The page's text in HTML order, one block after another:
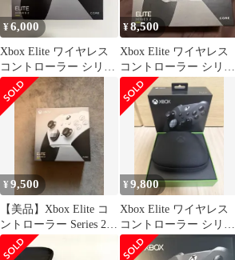
¥6,000
Xbox Elite ワイヤレス
コントローラー シリー
ズ 2 本体
¥8,500
Xbox Elite ワイヤレス
コントローラー シリー
ズ 2 Core
¥9,500
【美品】Xbox Elite コ
ントローラー Series 2
Core 箱付
¥9,800
Xbox Elite ワイヤレス
コントローラー シリー
ズ2